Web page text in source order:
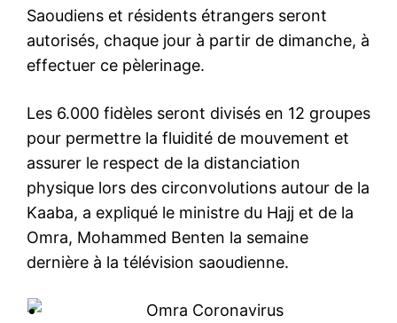
Saoudiens et résidents étrangers seront
autorisés, chaque jour à partir de dimanche, à
effectuer ce pèlerinage.
Les 6.000 fidèles seront divisés en 12 groupes
pour permettre la fluidité de mouvement et
assurer le respect de la distanciation
physique lors des circonvolutions autour de la
Kaaba, a expliqué le ministre du Hajj et de la
Omra, Mohammed Benten la semaine
dernière à la télévision saoudienne.